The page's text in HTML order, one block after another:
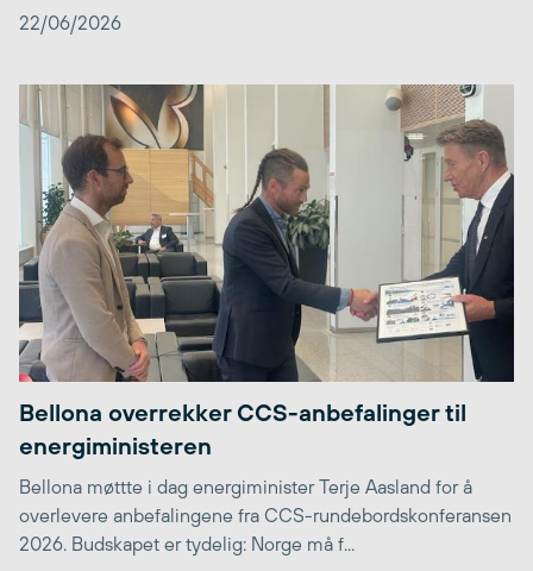
22/06/2026
Bellona overrekker CCS-anbefalinger til
energiministeren
Bellona møttte i dag energiminister Terje Aasland for å
overlevere anbefalingene fra CCS-rundebordskonferansen
2026. Budskapet er tydelig: Norge må f...